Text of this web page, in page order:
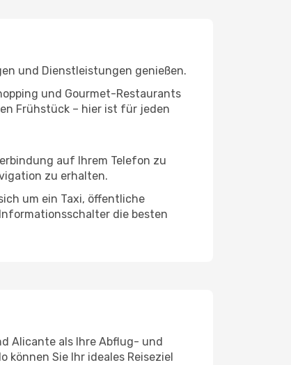
und Dienstleistungen genießen.
und Gourmet-Restaurants
Frühstück – hier ist für jeden
auf Ihrem Telefon zu
zu erhalten.
um ein Taxi, öffentliche
die besten
Alicante als Ihre Abflug- und
können Sie Ihr ideales Reiseziel